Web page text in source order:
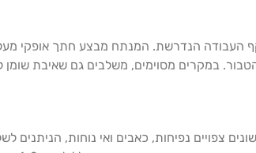
הנדרשת. המנתח מבצע חתך אופקי מעל
במקרים מסוימים, משלבים גם שאיבת שומן
צפויים נפיחות, כאבים ואי נוחות,